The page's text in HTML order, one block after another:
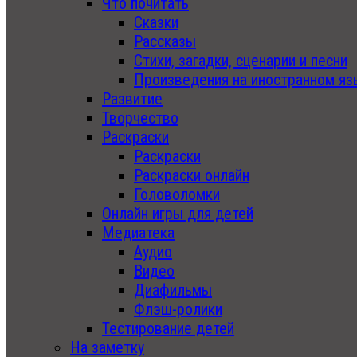
Сказки
Рассказы
Стихи, загадки, сценарии и песни
Произведения на иностранном
Развитие
Творчество
Раскраски
Раскраски
Раскраски онлайн
Головоломки
Онлайн игры для детей
Медиатека
Аудио
Видео
Диафильмы
Флэш-ролики
Тестирование детей
На заметку